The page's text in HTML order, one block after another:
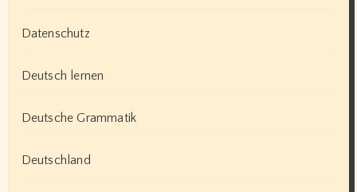
Datenschutz
Deutsch lernen
Deutsche Grammatik
Deutschland